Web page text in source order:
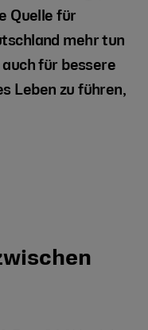
Quelle für
mehr tun
für bessere
Leben zu führen,